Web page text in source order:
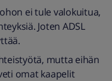
ei tule valokuitua,
Joten ADSL
mutta eihän
omat kaapelit